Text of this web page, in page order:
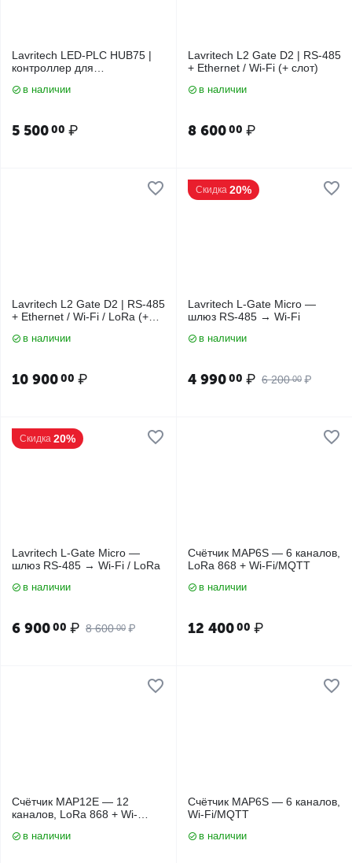
Lavritech LED-PLC HUB75 |
контроллер для
(Wi-Fi / Ethernet / RS-485 /
в наличии
5 50000 ₽
Lavritech L2 Gate D2 | RS-485
+ Ethernet / Wi-Fi (+ слот)
в наличии
8 60000 ₽
Lavritech L2 Gate D2 | RS-485
+ Ethernet / Wi-Fi / LoRa (+
в наличии
10 90000 ₽
Скидка 20%
Lavritech L-Gate Micro —
шлюз RS-485 → Wi-Fi
в наличии
6 200 00 ₽
4 99000 ₽
Скидка 20%
Lavritech L-Gate Micro —
шлюз RS-485 → Wi-Fi / LoRa
в наличии
8 600 00 ₽
6 90000 ₽
Счётчик MAP6S — 6 каналов,
LoRa 868 + Wi-Fi/MQTT
в наличии
12 40000 ₽
Счётчик MAP12E — 12
каналов, LoRa 868 + Wi-
в наличии
Счётчик MAP6S — 6 каналов,
Wi-Fi/MQTT
в наличии